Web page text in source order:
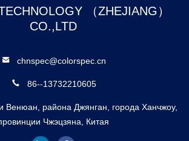
（ZHEJIANG）
CO.,LTD
chnspec@colorspec.cn
86--13732210605
Венюан, района Джянган, города Ханчжоу,
Чжэцзяна, Китая